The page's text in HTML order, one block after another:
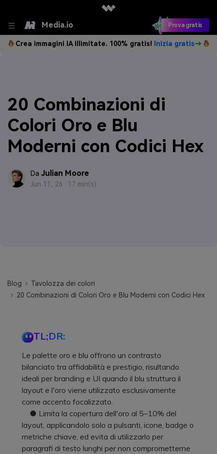
Media.io Prova gratis
Crea immagini IA illimitate. 100% gratis! Inizia gratis→
20 Combinazioni di
Colori Oro e Blu
Moderni con Codici Hex
Da Julian Moore
Jun 11, 26 · 17 min(s)
Blog
Tavolozza dei colori
20 Combinazioni di Colori Oro e Blu Moderni con Codici Hex
TL;DR:
Le palette oro e blu offrono un contrasto
bilanciato tra affidabilità e prestigio, risultando
ideali per branding e UI quando il blu struttura il
layout e l'oro viene utilizzato esclusivamente
come accento focalizzato.
● Limita la copertura dell'oro al 5–10% del
layout, applicandolo solo a pulsanti, icone, badge o
metriche chiave, ed evita di utilizzarlo per
paragrafi di testo lunghi per non comprometterne